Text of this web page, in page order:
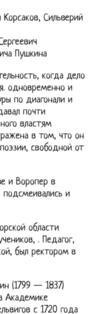
Сильверий
Пушкина
когда дело
одновременно и
по диагонали и
почти
властям
в том, что он
свободной от
и Воропер в
подсмеивались и
области
. Педагог,
был ректором в
(1799 — 1837)
Академике
с 1720 года